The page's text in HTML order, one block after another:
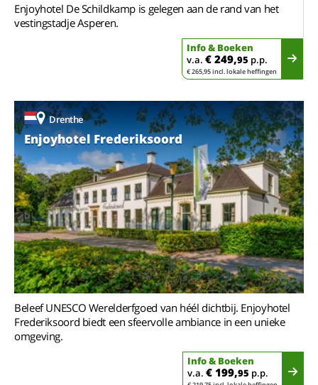
Enjoyhotel De Schildkamp is gelegen aan de rand van het
vestingstadje Asperen.
Info & Boeken
v.a. € 249,95 p.p.
€ 265,95 incl. lokale heffingen
Drenthe
Enjoyhotel Frederiksoord
Beleef UNESCO Werelderfgoed van héél dichtbij. Enjoyhotel
Frederiksoord biedt een sfeervolle ambiance in een unieke
omgeving.
Info & Boeken
v.a. € 199,95 p.p.